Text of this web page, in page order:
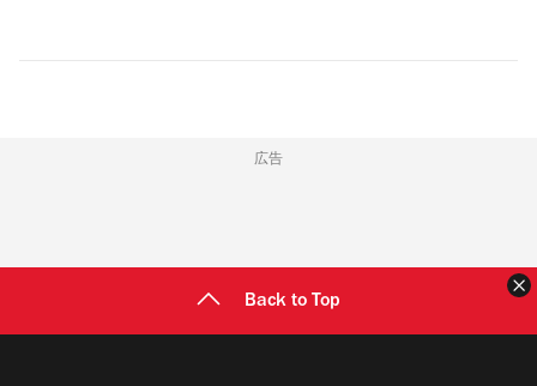
広告
Back to Top